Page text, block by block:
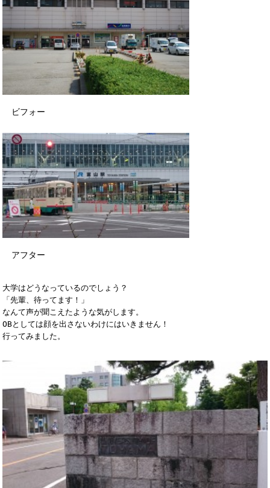
ビフォー
アフター
大学はどうなっているのでしょう？
「先輩、待ってます！」
なんて声が聞こえたような気がします。
OBとしては顔を出さないわけにはいきません！
行ってみました。